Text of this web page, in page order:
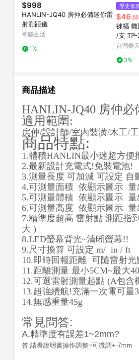
$998
HANLIN-JQ40 房仲必備迷你雷
射測距儀
神腦生活
1%
歷史低
$46 (
徠福
/支 TP-
0%點
台灣樂
3%
商品描述
HANLIN-JQ40 房仲
適用範圍:
房仲/設計師/室內裝潢/木工/
商品特點:
1.體積HANLIN最小迷超方便
2.最新設計充電式!免裝電池!
3.測量長度 可加減 可設定 自
4.可測量面積 依顯示圖示 量
5.可測量體積 依顯示圖示 量
6.可測量高度 依顯示圖示 量
7.精準度超高 雷射點 測距指
大 )
8.LED螢幕背光~清晰螢幕!!
9.尺寸換算 可設定 m/ in / ft
10.即時回報距離 可隨雷射光
11.距離測量 最小5CM~最大
12.可選雷射測量起點 (A包含
13.超強續航!充滿一次電可量
14.無感重量45g
常見問答:
A.精準度有誤差1~2mm?
答:請看說明書操作調整~可微調+-7mm